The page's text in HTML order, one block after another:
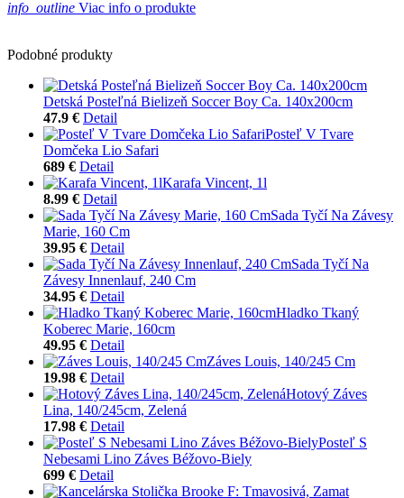
info_outline Viac info o produkte
Podobné produkty
Detská Posteľná Bielizeň Soccer Boy Ca. 140x200cm
47.9 € Detail
Posteľ V Tvare
Domčeka Lio Safari
689 € Detail
Karafa Vincent, 1l
8.99 € Detail
Sada Tyčí Na Závesy
Marie, 160 Cm
39.95 € Detail
Sada Tyčí Na
Závesy Innenlauf, 240 Cm
34.95 € Detail
Hladko Tkaný
Koberec Marie, 160cm
49.95 € Detail
Záves Louis, 140/245 Cm
19.98 € Detail
Hotový Záves
Lina, 140/245cm, Zelená
17.98 € Detail
Posteľ S
Nebesami Lino Záves Béžovo-Biely
699 € Detail